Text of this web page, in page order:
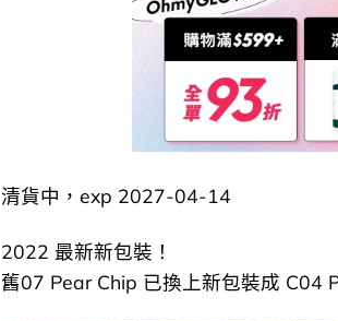
清貨中，exp 2027-04-14
2022 最新新包裝！
舊07 Pear Chip 已換上新包裝成 C04